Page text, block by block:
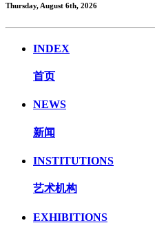
Thursday, August 6th, 2026
INDEX
首页
NEWS
新闻
INSTITUTIONS
艺术机构
EXHIBITIONS